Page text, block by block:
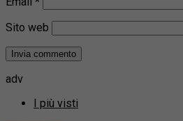
Sito web
adv
I più visti